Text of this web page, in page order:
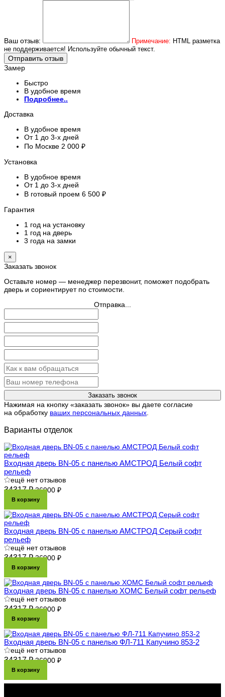
Ваш отзыв: Примечание: HTML разметка
не поддерживается! Используйте обычный текст.
Отправить отзыв
Замер
Быстро
В удобное время
Подробнее..
Доставка
В удобное время
От 1 до 3-х дней
По Москве 2 000 ₽
Установка
В удобное время
От 1 до 3-х дней
В готовый проем 6 500 ₽
Гарантия
1 год на установку
1 год на дверь
3 года на замки
×
Заказать звонок
Оставьте номер — менеджер перезвонит, поможет подобрать
дверь и сориентирует по стоимости.
Отправка...
Заказать звонок
Нажимая на кнопку «заказать звонок» вы даете согласие
на обработку ваших персональных данных
Варианты отделок
Входная дверь BN-05 с панелью АМСТРОД Белый софт
рельеф
ещё нет отзывов
34317 ₽ 36900 ₽
В корзину
Входная дверь BN-05 с панелью АМСТРОД Серый софт
рельеф
ещё нет отзывов
34317 ₽ 36900 ₽
В корзину
Входная дверь BN-05 с панелью ХОМС Белый софт рельеф
ещё нет отзывов
34317 ₽ 36900 ₽
В корзину
Входная дверь BN-05 с панелью ФЛ-711 Капучино 853-2
ещё нет отзывов
34317 ₽ 36900 ₽
В корзину